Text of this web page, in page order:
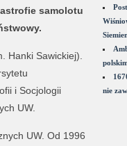
samolotu
Hanki Sawickiej).
i Socjologii
UW.
UW. Od 1996
nie